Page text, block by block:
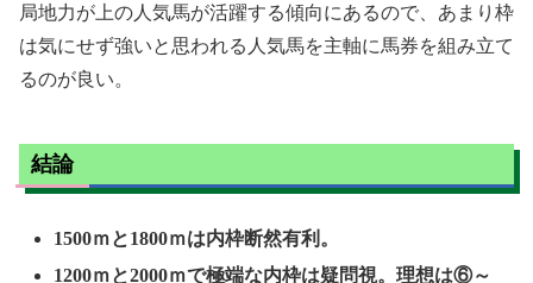
局地力が上の人気馬が活躍する傾向にあるので、あまり枠
は気にせず強いと思われる人気馬を主軸に馬券を組み立て
るのが良い。
結論
1500ｍと1800ｍは内枠断然有利。
1200ｍと2000ｍで極端な内枠は疑問視。理想は⑥～